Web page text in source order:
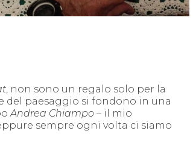
, non sono un regalo solo per la
del paesaggio si fondono in una
Andrea Chiampo – il mio
sempre ogni volta ci siamo